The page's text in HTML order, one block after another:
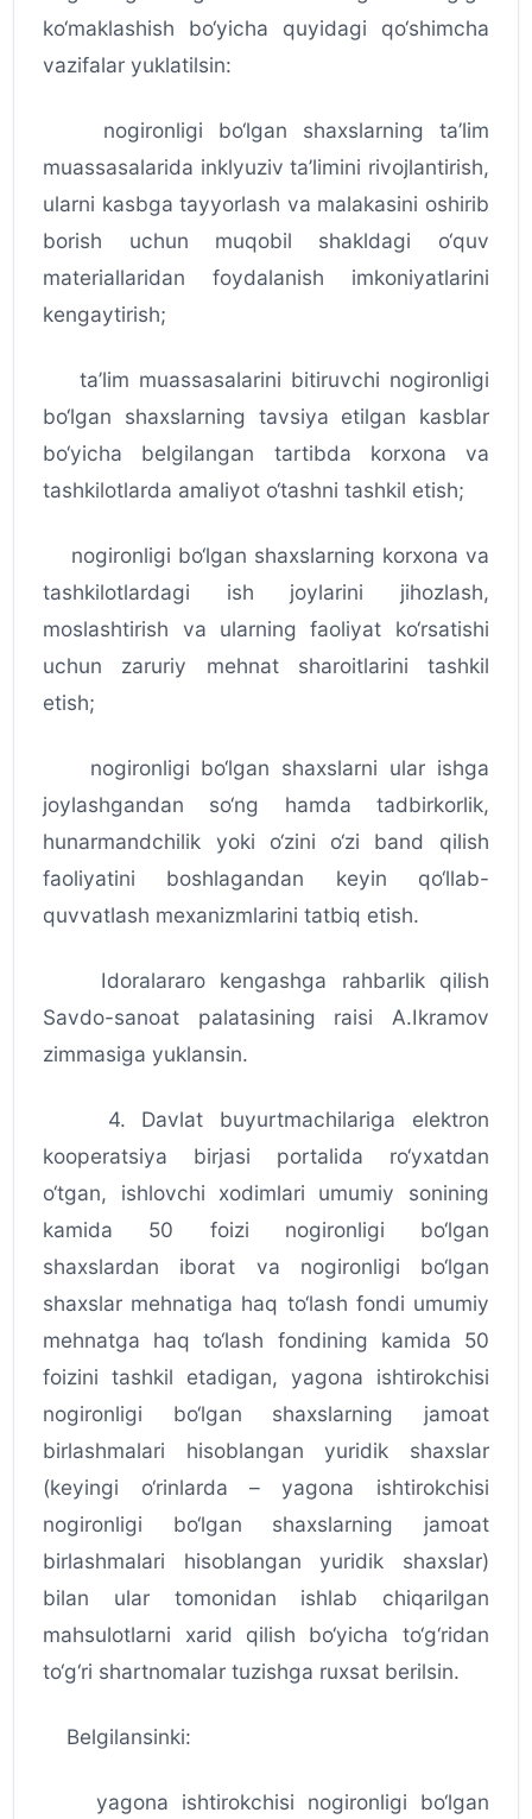
ko‘maklashish bo‘yicha quyidagi qo‘shimcha
vazifalar yuklatilsin:
nogironligi bo‘lgan shaxslarning ta’lim
muassasalarida inklyuziv ta’limini rivojlantirish,
ularni kasbga tayyorlash va malakasini oshirib
borish uchun muqobil shakldagi o‘quv
materiallaridan foydalanish imkoniyatlarini
kengaytirish;
ta’lim muassasalarini bitiruvchi nogironligi
bo‘lgan shaxslarning tavsiya etilgan kasblar
bo‘yicha belgilangan tartibda korxona va
tashkilotlarda amaliyot o‘tashni tashkil etish;
nogironligi bo‘lgan shaxslarning korxona va
tashkilotlardagi ish joylarini jihozlash,
moslashtirish va ularning faoliyat ko‘rsatishi
uchun zaruriy mehnat sharoitlarini tashkil
etish;
nogironligi bo‘lgan shaxslarni ular ishga
joylashgandan so‘ng hamda tadbirkorlik,
hunarmandchilik yoki o‘zini o‘zi band qilish
faoliyatini boshlagandan keyin qo‘llab-
quvvatlash mexanizmlarini tatbiq etish.
Idoralararo kengashga rahbarlik qilish
Savdo-sanoat palatasining raisi A.Ikramov
zimmasiga yuklansin.
4. Davlat buyurtmachilariga elektron
kooperatsiya birjasi portalida ro‘yxatdan
o‘tgan, ishlovchi xodimlari umumiy sonining
kamida 50 foizi nogironligi bo‘lgan
shaxslardan iborat va nogironligi bo‘lgan
shaxslar mehnatiga haq to‘lash fondi umumiy
mehnatga haq to‘lash fondining kamida 50
foizini tashkil etadigan, yagona ishtirokchisi
nogironligi bo‘lgan shaxslarning jamoat
birlashmalari hisoblangan yuridik shaxslar
(keyingi o‘rinlarda – yagona ishtirokchisi
nogironligi bo‘lgan shaxslarning jamoat
birlashmalari hisoblangan yuridik shaxslar)
bilan ular tomonidan ishlab chiqarilgan
mahsulotlarni xarid qilish bo‘yicha to‘g‘ridan
to‘g‘ri shartnomalar tuzishga ruxsat berilsin.
Belgilansinki:
yagona ishtirokchisi nogironligi bo‘lgan